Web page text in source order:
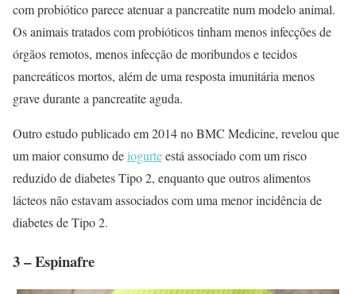
com probiótico parece atenuar a pancreatite num modelo animal.
Os animais tratados com probióticos tinham menos infecções de
órgãos remotos, menos infecção de moribundos e tecidos
pancreáticos mortos, além de uma resposta imunitária menos
grave durante a pancreatite aguda.
Outro estudo publicado em 2014 no BMC Medicine, revelou que
um maior consumo deiogurteestá associado com um risco
reduzido de diabetes Tipo 2, enquanto que outros alimentos
lácteos não estavam associados com uma menor incidência de
diabetes de Tipo 2.
3 – Espinafre